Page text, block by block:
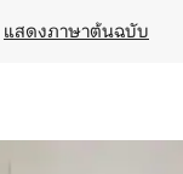
แสดงภาษาต้นฉบับ